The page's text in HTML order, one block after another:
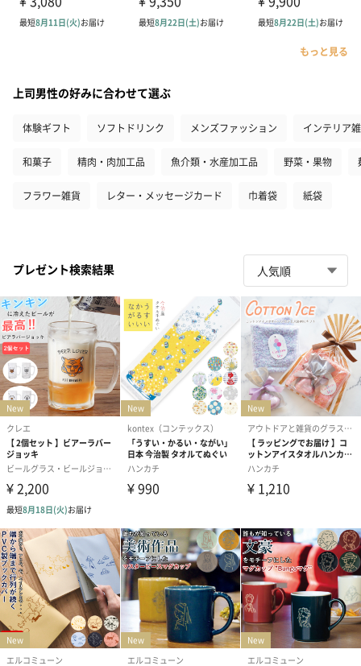
もっと見る
上司男性の好みに合わせて選ぶ
体験ギフト ソフトドリンク メンズファッション インテリア
和菓子 精肉・肉加工品 魚介類・水産加工品 野菜・果物
フラワー雑貨 レター・メッセージカード 巾着袋 紙袋
プレゼント検索結果